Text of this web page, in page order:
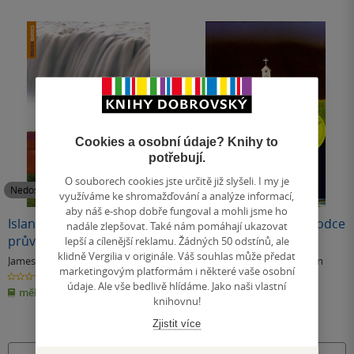
Nedostupné
Island + DVD. Turistický
průvodce
James Proctor,David Leffman
0.0
z
5
hvězdiček
měkká vazba
Nedostupné
Island - turistický průvodce
+ DVD
James Proctor,David Leffman
0.0
z
5
hvězdiček
měkká vazba
Cookies a osobní údaje? Knihy to
potřebují.
O souborech cookies jste určitě již slyšeli. I my je
využíváme ke shromažďování a analýze informací,
aby náš e-shop dobře fungoval a mohli jsme ho
nadále zlepšovat. Také nám pomáhají ukazovat
lepší a cílenější reklamu. Žádných 50 odstínů, ale
klidně Vergilia v originále. Váš souhlas může předat
marketingovým platformám i některé vaše osobní
údaje. Ale vše bedlivě hlídáme. Jako naši vlastní
knihovnu!
Zjistit více